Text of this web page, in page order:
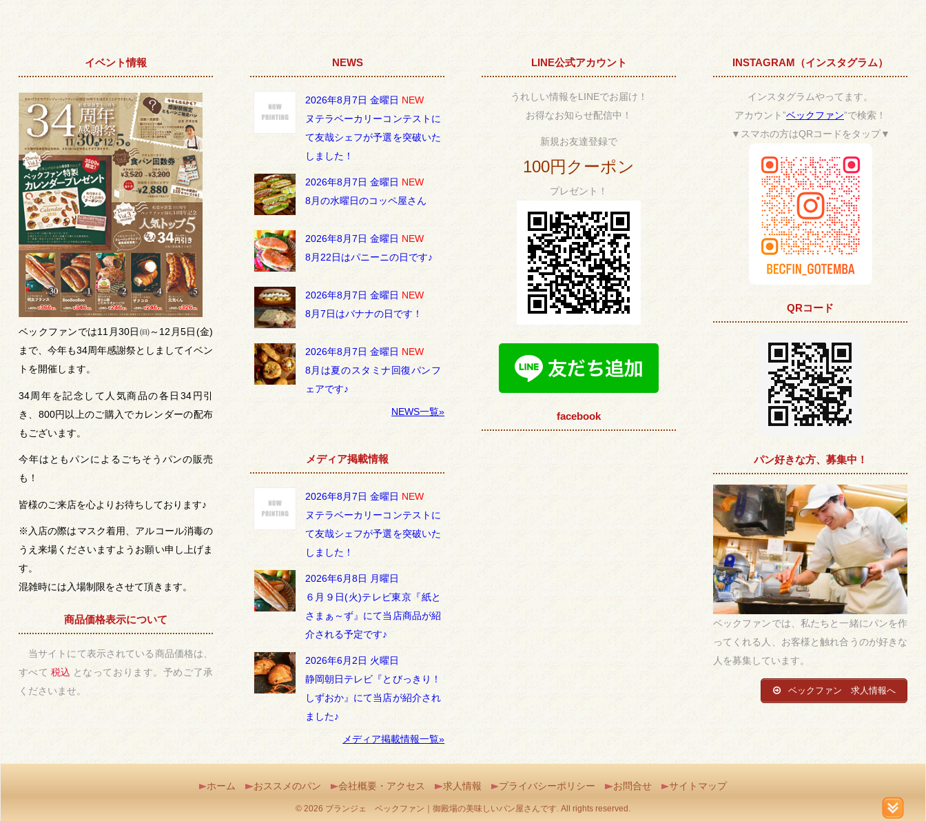
イベント情報
ベックファンでは11月30日㈰～12月5日(金)
まで、今年も34周年感謝祭としましてイベン
トを開催します。
34周年を記念して人気商品の各日34円引
き、800円以上のご購入でカレンダーの配布
もございます。
今年はともパンによるごちそうパンの販売
も！
皆様のご来店を心よりお待ちしております♪
※入店の際はマスク着用、アルコール消毒の
うえ来場くださいますようお願い申し上げま
す。
混雑時には入場制限をさせて頂きます。
商品価格表示について
当サイトにて表示されている商品価格は、
すべて 税込 となっております。予めご了承
くださいませ。
NEWS
2026年8月7日 金曜日 NEW
ヌテラベーカリーコンテストに
て友哉シェフが予選を突破いた
しました！
2026年8月7日 金曜日 NEW
8月の水曜日のコッペ屋さん
2026年8月7日 金曜日 NEW
8月22日はパニーニの日です♪
2026年8月7日 金曜日 NEW
8月7日はバナナの日です！
2026年8月7日 金曜日 NEW
8月は夏のスタミナ回復パンフ
ェアです♪
NEWS一覧»
メディア掲載情報
2026年8月7日 金曜日 NEW
ヌテラベーカリーコンテストに
て友哉シェフが予選を突破いた
しました！
2026年6月8日 月曜日
６月９日(火)テレビ東京『紙と
さまぁ～ず』にて当店商品が紹
介される予定です♪
2026年6月2日 火曜日
静岡朝日テレビ『とびっきり！
しずおか』にて当店が紹介され
ました♪
メディア掲載情報一覧»
LINE公式アカウント
うれしい情報をLINEでお届け！
お得なお知らせ配信中！
新規お友達登録で
100円クーポン
プレゼント！
facebook
INSTAGRAM（インスタグラム）
インスタグラムやってます。
アカウント”ベックファン”で検索！
▼スマホの方はQRコードをタップ▼
QRコード
パン好きな方、募集中！
ベックファンでは、私たちと一緒にパンを作
ってくれる人、お客様と触れ合うのが好きな
人を募集しています。
ベックファン 求人情報へ
ホーム おススメのパン 会社概要・アクセス 求人情報 プライバシーポリシー お問合せ サイトマップ
© 2026 ブランジェ ベックファン｜御殿場の美味しいパン屋さんです. All rights reserved.